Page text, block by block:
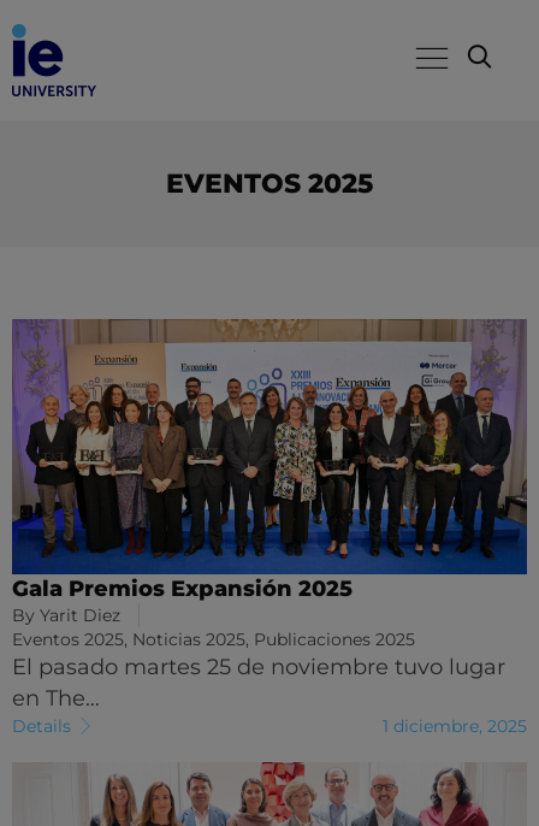
EVENTOS 2025
Gala Premios Expansión 2025
By Yarit Diez
Eventos 2025, Noticias 2025, Publicaciones 2025
El pasado martes 25 de noviembre tuvo lugar
en The…
Details 1 diciembre, 2025